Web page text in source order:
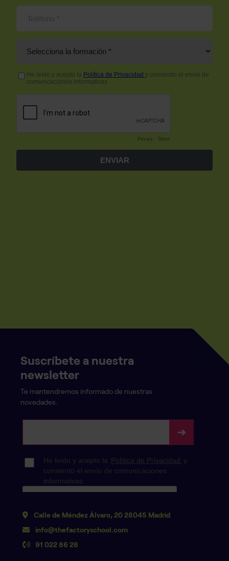
Suscríbete a nuestra
newsletter
Te mantendremos informado de nuestras
novedades.
Calle de Méndez Álvaro, 20 28045 Madrid
info@thefactoryschool.com
91 022 86 28